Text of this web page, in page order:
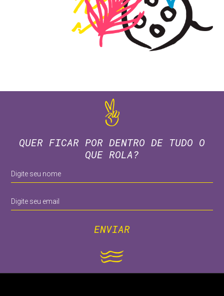
QUER FICAR POR DENTRO DE TUDO O
QUE ROLA?
ENVIAR